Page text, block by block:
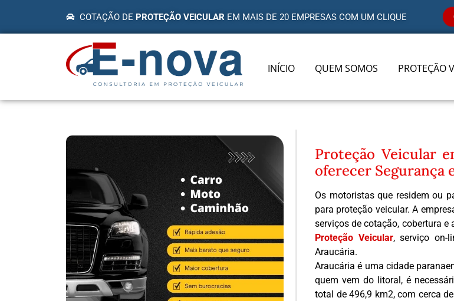
COTAÇÃO DE PROTEÇÃO VEICULAR EM MAIS DE 20 EMPRESAS COM UM CLIQUE
INÍCIO QUEM SOMOS PROTEÇÃO
Proteção Veicular
oferecer Segurança
Os motoristas que residem ou
para proteção veicular. A
serviços de cotação, cobertura e
Proteção Veicular, serviço on-
Araucária.
Araucária é uma cidade
quem vem do litoral, é
total de 496,9 km2, com cerca